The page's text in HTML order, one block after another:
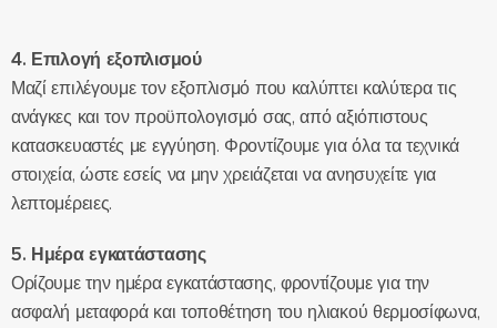
4. Επιλογή εξοπλισμού
Μαζί επιλέγουμε τον εξοπλισμό που καλύπτει καλύτερα τις
ανάγκες και τον προϋπολογισμό σας, από αξιόπιστους
κατασκευαστές με εγγύηση. Φροντίζουμε για όλα τα τεχνικά
στοιχεία, ώστε εσείς να μην χρειάζεται να ανησυχείτε για
λεπτομέρειες.
5. Ημέρα εγκατάστασης
Ορίζουμε την ημέρα εγκατάστασης, φροντίζουμε για την
ασφαλή μεταφορά και τοποθέτηση του ηλιακού θερμοσίφωνα,